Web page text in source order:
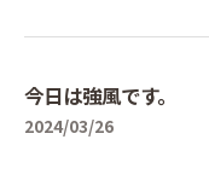
今日は強風です。
2024/03/26